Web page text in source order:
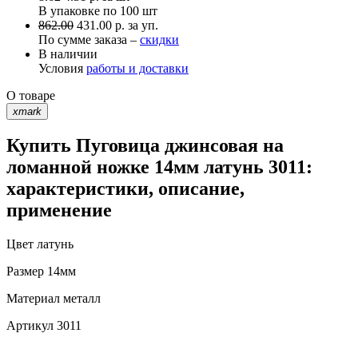
В упаковке по 100 шт
862.00 431.00 р. за уп.
По сумме заказа – скидки
В наличии
Условия работы и доставки
О товаре
xmark
Купить Пуговица джинсовая на
ломанной ножке 14мм латунь 3011:
характеристики, описание,
применение
Цвет латунь
Размер 14мм
Материал металл
Артикул 3011